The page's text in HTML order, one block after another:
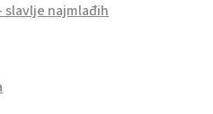
slavlje najmlađih